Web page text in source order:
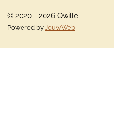
© 2020 - 2026 Qwille
Powered by JouwWeb